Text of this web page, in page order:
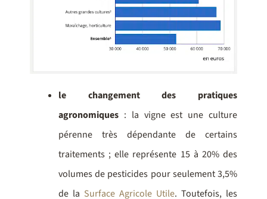
le changement des pratiques
agronomiques : la vigne est une culture
pérenne très dépendante de certains
traitements ; elle représente 15 à 20% des
volumes de pesticides pour seulement 3,5%
de la Surface Agricole Utile. Toutefois, les